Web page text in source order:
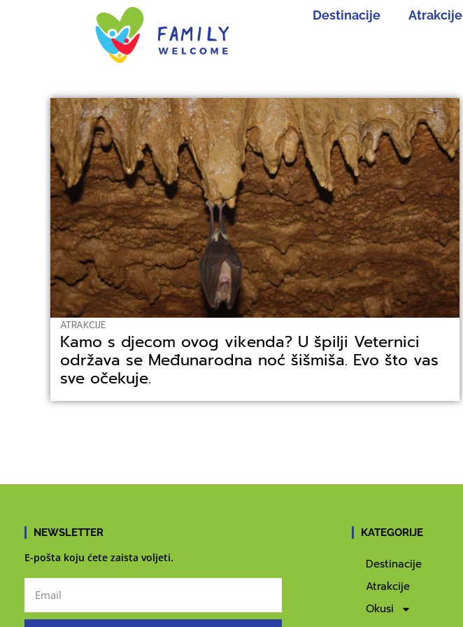
Destinacije Atrakcije
ATRAKCIJE
Kamo s djecom ovog vikenda? U špilji Veternici
održava se Međunarodna noć šišmiša. Evo što vas
sve očekuje.
NEWSLETTER
E-pošta koju ćete zaista voljeti.
KATEGORIJE
Destinacije
Atrakcije
Okusi